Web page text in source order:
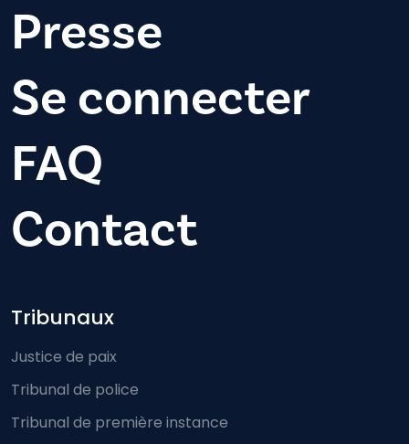
Presse
Se connecter
FAQ
Contact
Footer-menu
Tribunaux
Justice de paix
Tribunal de police
Tribunal de première instance